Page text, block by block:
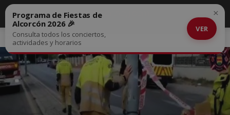
Inicio Noticias
Programa de Fiestas de
Alcorcón 2026 🎉
Consulta todos los conciertos,
actividades y horarios
VER
×